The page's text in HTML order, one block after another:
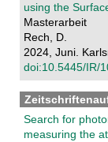
using the
Masterarbeit
Rech, D.
2024, Juni.
doi:10.5445/IR/
Search for
measuring the